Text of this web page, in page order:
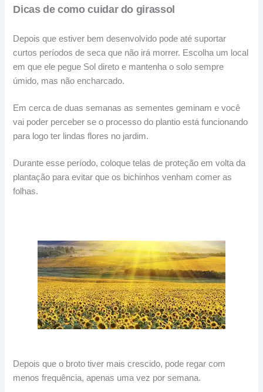
Dicas de como cuidar do girassol
Depois que estiver bem desenvolvido pode até suportar
curtos períodos de seca que não irá morrer. Escolha um local
em que ele pegue Sol direto e mantenha o solo sempre
úmido, mas não encharcado.
Em cerca de duas semanas as sementes geminam e você
vai poder perceber se o processo do plantio está funcionando
para logo ter lindas flores no jardim.
Durante esse período, coloque telas de proteção em volta da
plantação para evitar que os bichinhos venham comer as
folhas.
Depois que o broto tiver mais crescido, pode regar com
menos frequência, apenas uma vez por semana.